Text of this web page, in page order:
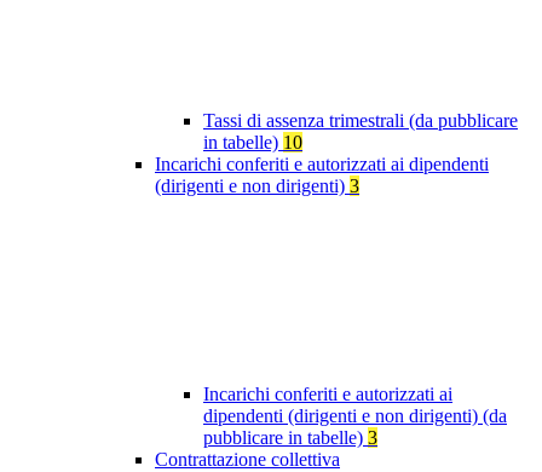
Tassi di assenza trimestrali (da pubblicare
in tabelle) 10
Incarichi conferiti e autorizzati ai dipendenti
(dirigenti e non dirigenti) 3
Incarichi conferiti e autorizzati ai
dipendenti (dirigenti e non dirigenti) (da
pubblicare in tabelle) 3
Contrattazione collettiva